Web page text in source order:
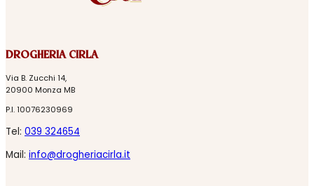
DROGHERIA CIRLA
Via B. Zucchi 14,
20900 Monza MB
P.I. 10076230969
Tel: 039 324654
Mail: info@drogheriacirla.it